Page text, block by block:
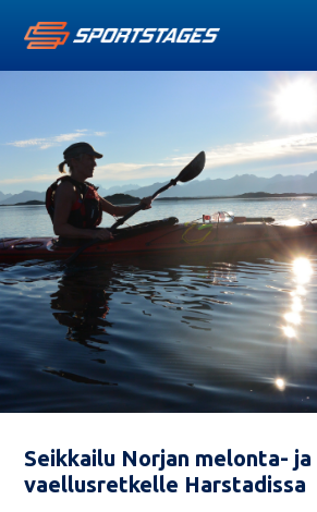
Seikkailu Norjan melonta- ja
vaellusretkelle Harstadissa